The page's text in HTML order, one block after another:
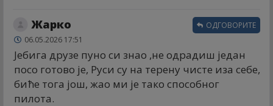
Жарко
06.05.2026 17:51
Јебига друзе пуно си знао ,не одрадиш један
посо готово је, Руси су на терену чисте иза себе,
биће тога још, жао ми је тако способног
пилота.
ОДГОВОРИТЕ